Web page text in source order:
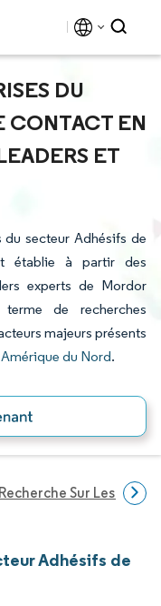
DU
CONTACT EN
ET
secteur Adhésifs de
établie à partir des
experts de Mordor
de recherches
majeurs présents
du Nord.
Recherche Sur Les
Adhésifs de